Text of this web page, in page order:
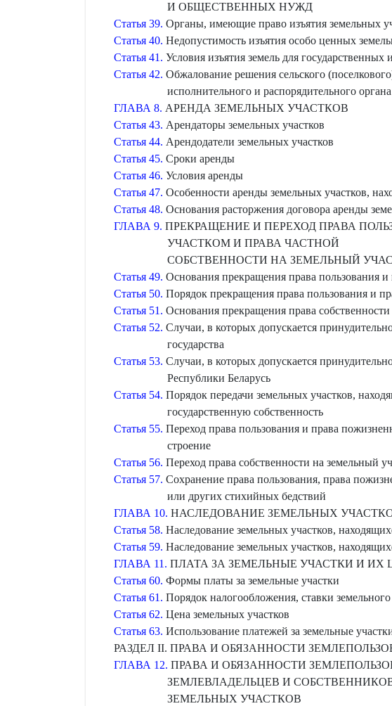
И ОБЩЕСТВЕННЫХ НУЖД
Статья 39. Органы, имеющие право изъятия земельных
Статья 40. Недопустимость изъятия особо ценных
Статья 41. Условия изъятия земель для
Статья 42. Обжалование решения сельского
исполнительного и распорядительного
ГЛАВА 8. АРЕНДА ЗЕМЕЛЬНЫХ УЧАСТКОВ
Статья 43. Арендаторы земельных участков
Статья 44. Арендодатели земельных участков
Статья 45. Сроки аренды
Статья 46. Условия аренды
Статья 47. Особенности аренды земельных участков,
Статья 48. Основания расторжения договора аренды
ГЛАВА 9. ПРЕКРАЩЕНИЕ И ПЕРЕХОД ПРАВА
УЧАСТКОМ И ПРАВА ЧАСТНОЙ
СОБСТВЕННОСТИ НА ЗЕМЕЛЬНЫЙ
Статья 49. Основания прекращения права пользования
Статья 50. Порядок прекращения права пользования и
Статья 51. Основания прекращения права
Статья 52. Случаи, в которых допускается
государства
Статья 53. Случаи, в которых допускается
Республики Беларусь
Статья 54. Порядок передачи земельных участков,
государственную собственность
Статья 55. Переход права пользования и права
строение
Статья 56. Переход права собственности на земельный
Статья 57. Сохранение права пользования, права
или других стихийных бедствий
ГЛАВА 10. НАСЛЕДОВАНИЕ ЗЕМЕЛЬНЫХ
Статья 58. Наследование земельных участков,
Статья 59. Наследование земельных участков,
ГЛАВА 11. ПЛАТА ЗА ЗЕМЕЛЬНЫЕ УЧАСТКИ И ИХ
Статья 60. Формы платы за земельные участки
Статья 61. Порядок налогообложения, ставки
Статья 62. Цена земельных участков
Статья 63. Использование платежей за земельные
РАЗДЕЛ ІІ. ПРАВА И ОБЯЗАННОСТИ
ГЛАВА 12. ПРАВА И ОБЯЗАННОСТИ
ЗЕМЛЕВЛАДЕЛЬЦЕВ И
ЗЕМЕЛЬНЫХ УЧАСТКОВ